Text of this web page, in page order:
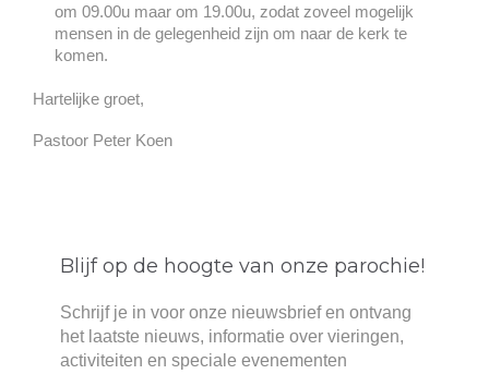
om 09.00u maar om 19.00u, zodat zoveel mogelijk
mensen in de gelegenheid zijn om naar de kerk te
komen.
Hartelijke groet,
Pastoor Peter Koen
Blijf op de hoogte van onze parochie!
Schrijf je in voor onze nieuwsbrief en ontvang
het laatste nieuws, informatie over vieringen,
activiteiten en speciale evenementen